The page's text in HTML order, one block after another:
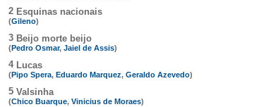
2 Esquinas nacionais
(Gileno)
3 Beijo morte beijo
(Pedro Osmar, Jaiel de Assis)
4 Lucas
(Pipo Spera, Eduardo Marquez, Geraldo Azevedo)
5 Valsinha
(Chico Buarque, Vinicius de Moraes)